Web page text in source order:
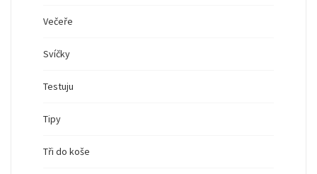
Večeře
Svíčky
Testuju
Tipy
Tři do koše